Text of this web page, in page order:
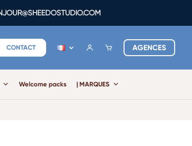
CONTACT AGENCES
Welcome packs | MARQUES